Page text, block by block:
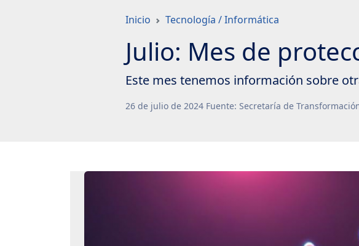
Inicio Tecnología / Informática
Julio: Mes de
Este mes tenemos información sobre
26 de julio de 2024 Fuente: Secretaría de